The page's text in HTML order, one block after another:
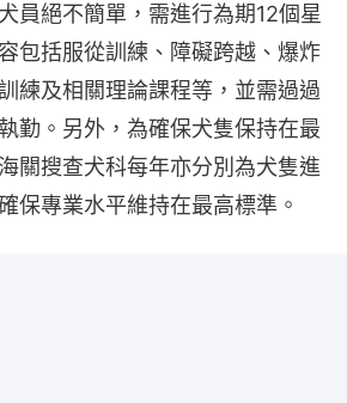
員絕不簡單，需進行為期12個星
包括服從訓練、障礙跨越、爆炸
練及相關理論課程等，並需過過
勤。另外，為確保犬隻保持在最
關搜查犬科每年亦分別為犬隻進
保專業水平維持在最高標準。